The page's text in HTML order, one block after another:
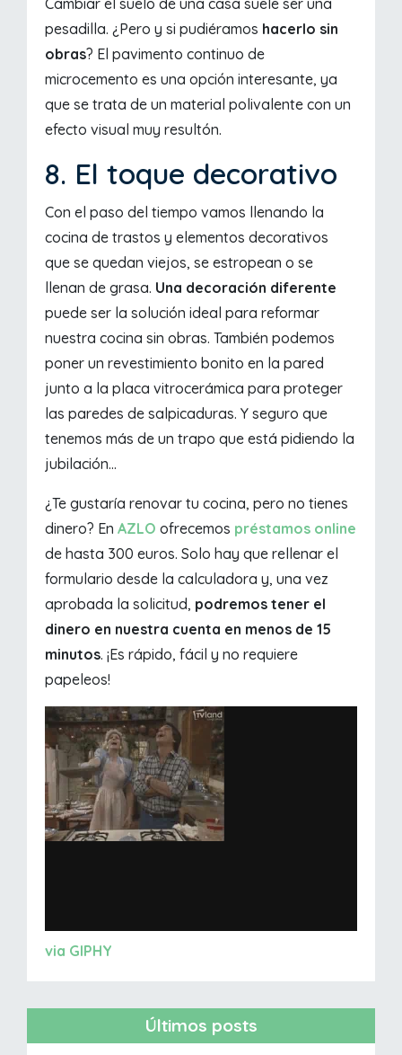
Cambiar el suelo de una casa suele ser una
pesadilla. ¿Pero y si pudiéramos hacerlo sin
obras? El pavimento continuo de
microcemento es una opción interesante, ya
que se trata de un material polivalente con un
efecto visual muy resultón.
8. El toque decorativo
Con el paso del tiempo vamos llenando la
cocina de trastos y elementos decorativos
que se quedan viejos, se estropean o se
llenan de grasa. Una decoración diferente
puede ser la solución ideal para reformar
nuestra cocina sin obras. También podemos
poner un revestimiento bonito en la pared
junto a la placa vitrocerámica para proteger
las paredes de salpicaduras. Y seguro que
tenemos más de un trapo que está pidiendo la
jubilación...
¿Te gustaría renovar tu cocina, pero no tienes
dinero? EnAZLO ofrecemos préstamos online
de hasta 300 euros. Solo hay que rellenar el
formulario desde la calculadora y, una vez
aprobada la solicitud, podremos tener el
dinero en nuestra cuenta en menos de 15
minutos. ¡Es rápido, fácil y no requiere
papeleos!
via GIPHY
Últimos posts